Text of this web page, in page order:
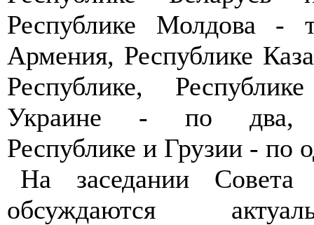
Республике Молдова -
Армения, Республике
Республике,
Украине - по два,
Республике и Грузии - по
На заседании Совета
обсуждаются